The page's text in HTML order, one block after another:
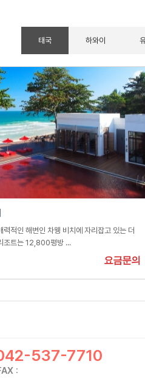
태국 하와이
력적인 해변인 차웽 비치에 자리잡고 있는 더
조트는 12,800평방 ...
요금문의
537-7710
: